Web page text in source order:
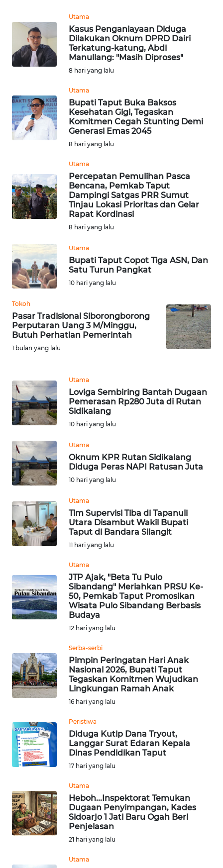
Utama
Kasus Penganiayaan Diduga
Dilakukan Oknum DPRD Dairi
Terkatung-katung, Abdi
Manullang: "Masih Diproses"
8 hari yang lalu
Utama
Bupati Taput Buka Baksos
Kesehatan Gigi, Tegaskan
Komitmen Cegah Stunting Demi
Generasi Emas 2045
8 hari yang lalu
Utama
Percepatan Pemulihan Pasca
Bencana, Pemkab Taput
Dampingi Satgas PRR Sumut
Tinjau Lokasi Prioritas dan Gelar
Rapat Kordinasi
8 hari yang lalu
Utama
Bupati Taput Copot Tiga ASN, Dan
Satu Turun Pangkat
10 hari yang lalu
Tokoh
Pasar Tradisional Siborongborong
Perputaran Uang 3 M/Minggu,
Butuh Perhatian Pemerintah
1 bulan yang lalu
Utama
Loviga Sembiring Bantah Dugaan
Pemerasan Rp280 Juta di Rutan
Sidikalang
10 hari yang lalu
Utama
Oknum KPR Rutan Sidikalang
Diduga Peras NAPI Ratusan Juta
10 hari yang lalu
Utama
Tim Supervisi Tiba di Tapanuli
Utara Disambut Wakil Bupati
Taput di Bandara Silangit
11 hari yang lalu
Utama
JTP Ajak, "Beta Tu Pulo
Sibandang" Meriahkan PRSU Ke-
50, Pemkab Taput Promosikan
Wisata Pulo Sibandang Berbasis
Budaya
12 hari yang lalu
Serba-serbi
Pimpin Peringatan Hari Anak
Nasional 2026, Bupati Taput
Tegaskan Komitmen Wujudkan
Lingkungan Ramah Anak
16 hari yang lalu
Peristiwa
Diduga Kutip Dana Tryout,
Langgar Surat Edaran Kepala
Dinas Pendidikan Taput
17 hari yang lalu
Utama
Heboh...Inspektorat Temukan
Dugaan Penyimpangan, Kades
Sidoarjo 1 Jati Baru Ogah Beri
Penjelasan
21 hari yang lalu
Utama
SERDANG
WN
TEBING
TINGGI
WN
PAKPAK
WN
KARAWANG
BEKASI
WN
BOGOR
WN
DEPOK
WN
TAPANULI
UTARA
WN
SAMOSIR
LAWAS
WN
SUMEDANG
WN
CIANJUR
WN
SERIBU
WN
TANGERANG
BINJAI
WN
CIREBON
INDRAMAYU
WN
KUNINGAN
MAJALENGKA
WN
SUBANG
WN
SUKABUMI
WN
PURWAKARTA